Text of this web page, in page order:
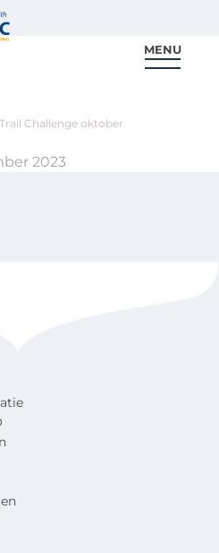
MENU
Challenge oktober
2023